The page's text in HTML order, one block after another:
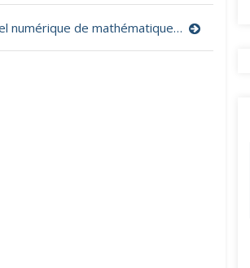
Mathigon, le manuel numérique de mathématiques du futur